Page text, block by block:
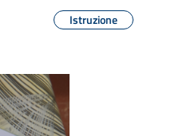
Istruzione